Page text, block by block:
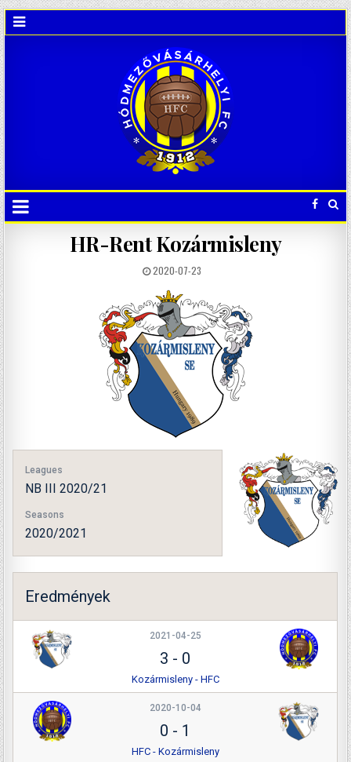
HR-Rent Kozármisleny
2020-07-23
Leagues
NB III 2020/21
Seasons
2020/2021
Eredmények
2021-04-25
3 - 0
Kozármisleny - HFC
2020-10-04
0 - 1
HFC - Kozármisleny